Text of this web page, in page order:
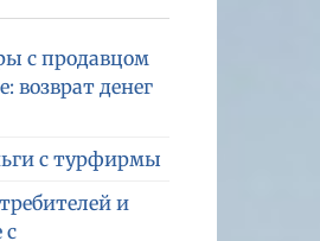
с продавцом
возврат денег
с турфирмы
и
с